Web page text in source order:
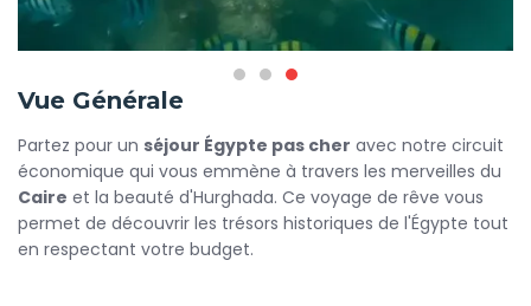
Vue Générale
Partez pour un séjour Égypte pas cher avec notre circuit
économique qui vous emmène à travers les merveilles du
Caire et la beauté d'Hurghada. Ce voyage de rêve vous
permet de découvrir les trésors historiques de l'Égypte tout
en respectant votre budget.